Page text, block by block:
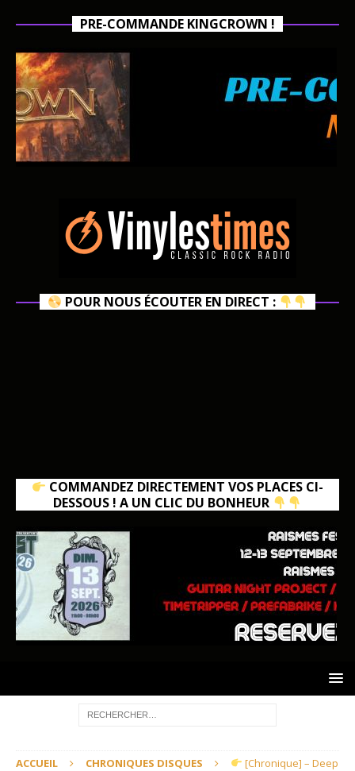
PRE-COMMANDE KINGCROWN !
POUR NOUS ÉCOUTER EN DIRECT :
COMMANDEZ DIRECTEMENT VOS PLACES CI-
DESSOUS ! A UN CLIC DU BONHEUR
ACCUEIL CHRONIQUES DISQUES
[Chronique] – Deep